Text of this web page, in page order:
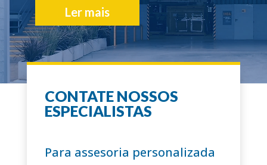
Ler mais
+60 ANOS
CONTATE NOSSOS
ESPECIALISTAS
Para assesoria personalizada